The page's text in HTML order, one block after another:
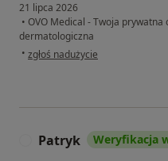
21 lipca 2026
• OVO Medical - Twoja
dermatologiczna
• w opinii użytkownika WW
zgłoś nadużycie
Patryk Weryfikacja